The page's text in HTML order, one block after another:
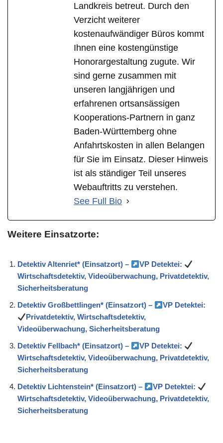
Landkreis betreut. Durch den
Verzicht weiterer
kostenaufwändiger Büros kommt
Ihnen eine kostengünstige
Honorargestaltung zugute. Wir
sind gerne zusammen mit
unseren langjährigen und
erfahrenen ortsansässigen
Kooperations-Partnern in ganz
Baden-Württemberg ohne
Anfahrtskosten in allen Belangen
für Sie im Einsatz. Dieser Hinweis
ist als ständiger Teil unseres
Webauftritts zu verstehen.
See Full Bio
Weitere Einsatzorte:
Detektiv Altenriet* (Einsatzort) –
VP Detektei:
Wirtschaftsdetektiv, Videoüberwachung, Privatdetektiv,
Sicherheitsberatung
Detektiv Großbettlingen* (Einsatzort) –
VP Detektei:
Privatdetektiv, Wirtschaftsdetektiv,
Videoüberwachung, Sicherheitsberatung
Detektiv Fellbach* (Einsatzort) –
VP Detektei:
Wirtschaftsdetektiv, Videoüberwachung, Privatdetektiv,
Sicherheitsberatung
Detektiv Lichtenstein* (Einsatzort) –
VP Detektei:
Wirtschaftsdetektiv, Videoüberwachung, Privatdetektiv,
Sicherheitsberatung